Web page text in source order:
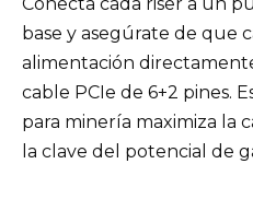
base y asegúrate de que
alimentación
cable PCIe de 6+2 pines.
para minería maximiza la
la clave del potencial de